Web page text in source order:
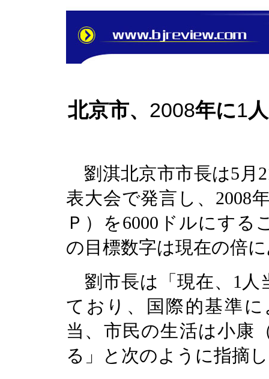
北京市、 2008年に1
劉淇北京市市長は5 月
表大会で発言し、 2008
Ｐ）を6000 ドルにする
の目標数字は現在の倍
劉市長は「現在、 1人
ており、国際的基準
当、市民の生活は小康
る」と次のように指摘